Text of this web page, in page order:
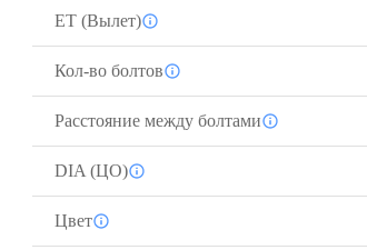
ЕТ (Вылет)
Кол-во болтов
Расстояние между болтами
DIA (ЦО)
Цвет